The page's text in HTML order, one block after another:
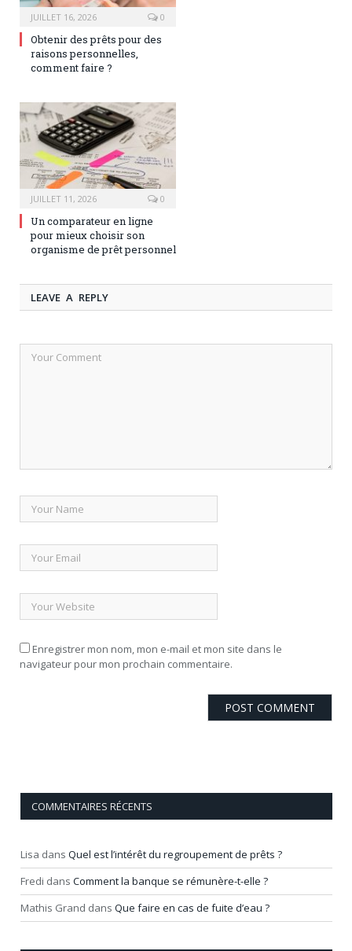
JUILLET 16, 2026 0
Obtenir des prêts pour des
raisons personnelles,
comment faire ?
JUILLET 11, 2026 0
Un comparateur en ligne
pour mieux choisir son
organisme de prêt personnel
LEAVE A REPLY
Enregistrer mon nom, mon e-mail et mon site dans le
navigateur pour mon prochain commentaire.
COMMENTAIRES RÉCENTS
Lisa dans Quel est l’intérêt du regroupement de prêts ?
Fredi dans Comment la banque se rémunère-t-elle ?
Mathis Grand dans Que faire en cas de fuite d’eau ?